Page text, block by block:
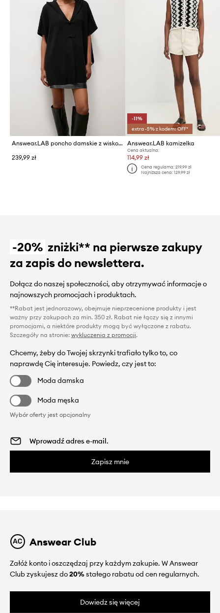
Answear.LAB poncho damskie z wiskozą
239,99 zł
-11%
extra -5% z kodem: OFF*
Answear.LAB kamizelka
Cena aktualna:
114,99 zł
Cena regularna: 219,99 zł
Najniższa cena: 129,99 zł
-20% zniżki** na pierwsze zakupy
za zapis do newslettera.
Dołącz do naszej społeczności, aby otrzymywać informacje o
najnowszych promocjach i produktach.
**Rabat jest jednorazowy, obejmuje nieprzecenione produkty i jest
ważny przy zakupach za min. 350 zł. Rabat nie łączy się z innymi
promocjami, a niektóre produkty mogą być wyłączone z rabatu.
Szczegóły na stronie: wykluczenia z promocji.
Chcemy, żeby do Twojej skrzynki trafiało tylko to, co
naprawdę Cię interesuje. Powiedz, czy jest to:
Moda damska
Moda męska
Wybór oferty jest opcjonalny
Zapisz mnie
Answear Club
Załóż konto i oszczędzaj przy każdym zakupie. W Answear
Club zyskujesz do20%stałego rabatu od cen regularnych.
Dowiedz się więcej